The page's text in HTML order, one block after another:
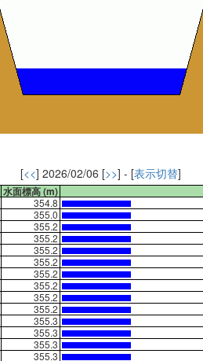
[<<] 2026/02/06 [>>] - [表示切替]
水面標高 (m)
354.8
355.0
355.2
355.2
355.2
355.2
355.2
355.2
355.2
355.2
355.3
355.3
355.3
355.3